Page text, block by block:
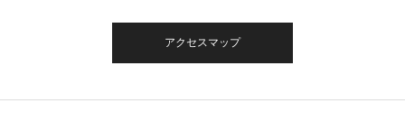
アクセスマップ